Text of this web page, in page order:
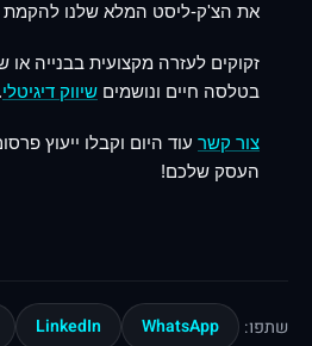
את הצ'ק-ליסט המלא שלנו להקמת
זקוקים לעזרה מקצועית בבנייה או
בטלסה חיים ונושמים שיווק דיגיטלי.
צור קשר עוד היום וקבלו ייעוץ
העסק שלכם!
שתפו: WhatsApp
LinkedIn